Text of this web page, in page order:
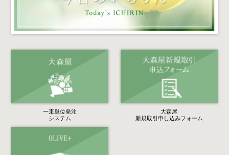
一束単位発注
システム
大森屋
新規取引申し込みフォーム